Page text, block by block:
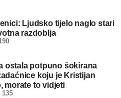
Ljudsko tijelo naglo stari
razdoblja
ostala potpuno šokirana
koju je Kristijan
morate to vidjeti